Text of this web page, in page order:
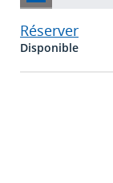
Réserver
Disponible